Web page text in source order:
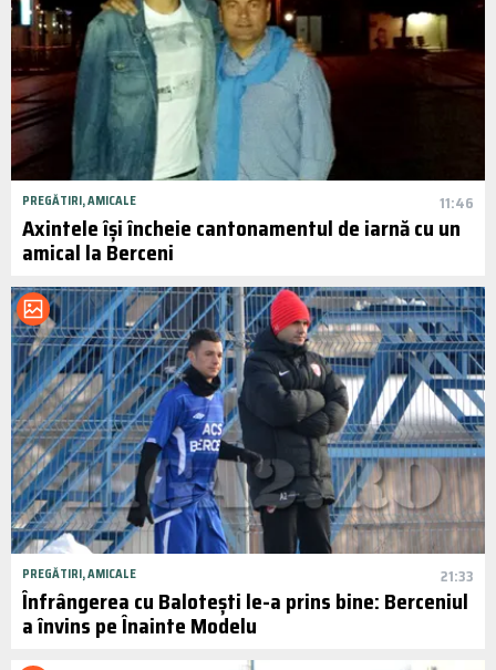
PREGĂTIRI, AMICALE 11:46
Axintele își încheie cantonamentul de iarnă cu un
amical la Berceni
PREGĂTIRI, AMICALE 21:33
Înfrângerea cu Balotești le-a prins bine: Berceniul
a învins pe Înainte Modelu